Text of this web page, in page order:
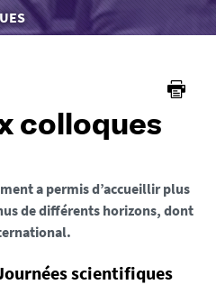
colloques
a permis d’accueillir plus
de différents horizons, dont
scientifiques